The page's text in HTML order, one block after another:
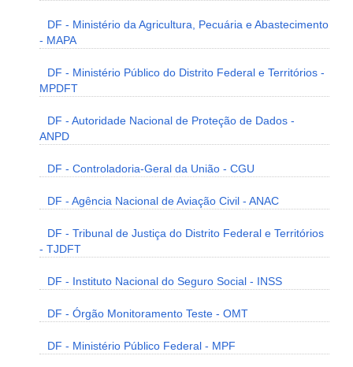
DF - Ministério da Agricultura, Pecuária e Abastecimento
- MAPA
DF - Ministério Público do Distrito Federal e Territórios -
MPDFT
DF - Autoridade Nacional de Proteção de Dados -
ANPD
DF - Controladoria-Geral da União - CGU
DF - Agência Nacional de Aviação Civil - ANAC
DF - Tribunal de Justiça do Distrito Federal e Territórios
- TJDFT
DF - Instituto Nacional do Seguro Social - INSS
DF - Órgão Monitoramento Teste - OMT
DF - Ministério Público Federal - MPF